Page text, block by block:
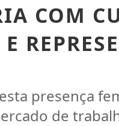
COM
presença
de